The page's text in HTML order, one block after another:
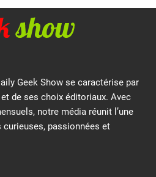
Geek Show se caractérise par
de ses choix éditoriaux. Avec
notre média réunit l’une
passionnées et